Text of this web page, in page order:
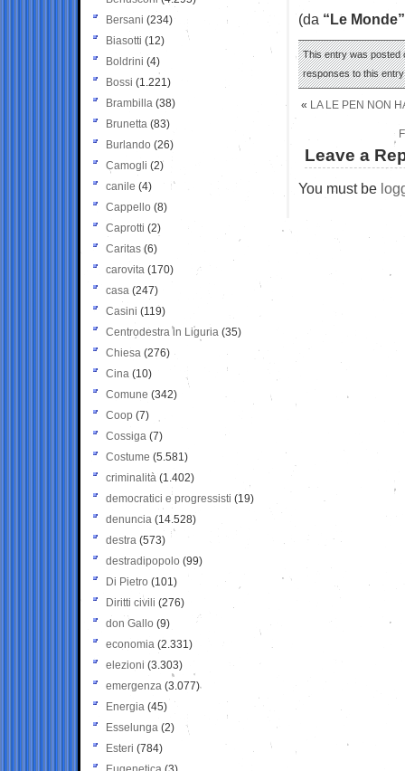
(da “Le
This entry was posted
responses to this
« LA LE PEN NON
Leave a
You must be
Bersani (234)
Biasotti (12)
Boldrini (4)
Bossi (1.221)
Brambilla (38)
Brunetta (83)
Burlando (26)
Camogli (2)
canile (4)
Cappello (8)
Caprotti (2)
Caritas (6)
carovita (170)
casa (247)
Casini (119)
Centrodestra in Liguria (35)
Chiesa (276)
Cina (10)
Comune (342)
Coop (7)
Cossiga (7)
Costume (5.581)
criminalità (1.402)
democratici e progressisti (19)
denuncia (14.528)
destra (573)
destradipopolo (99)
Di Pietro (101)
Diritti civili (276)
don Gallo (9)
economia (2.331)
elezioni (3.303)
emergenza (3.077)
Energia (45)
Esselunga (2)
Esteri (784)